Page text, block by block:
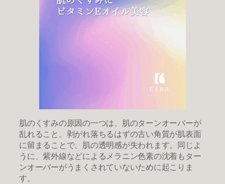
肌のくすみの原因の一つは、肌のターンオーバーが
乱れること。剥がれ落ちるはずの古い角質が肌表面
に留まることで、肌の透明感が失われます。同じよ
うに、紫外線などによるメラニン色素の沈着もター
ンオーバーがうまくされていないために起こりま
す。